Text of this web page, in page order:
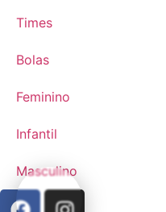
Times
Bolas
Feminino
Infantil
Masculino